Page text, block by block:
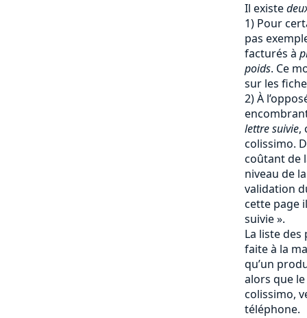
Il existe
1) Pour
pas
facturés à
poids. Ce
sur les
2) À
lettre suivie,
colissimo.
coûtant de
niveau de
validation
cette page
suivie ».
La liste
faite à la
qu’un
alors que
colissimo,
téléphone.